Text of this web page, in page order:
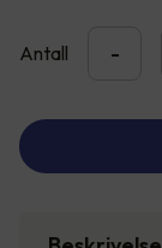
Antall -